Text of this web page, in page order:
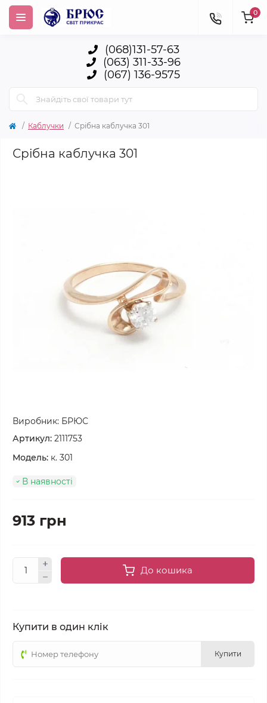
(068)131-57-63
(063) 311-33-96
(067) 136-9575
0
Каблучки Срібна каблучка 301
Срібна каблучка 301
Виробник: БРЮС
Артикул: 2111753
Модель: к. 301
В наявності
913 грн
До кошика
Купити в один клік
Купити